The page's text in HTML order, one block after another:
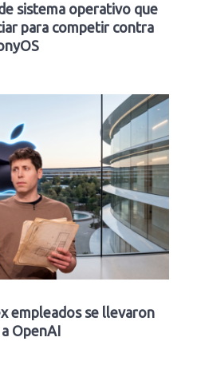
sistema operativo que
para competir contra
empleados se llevaron
OpenAI